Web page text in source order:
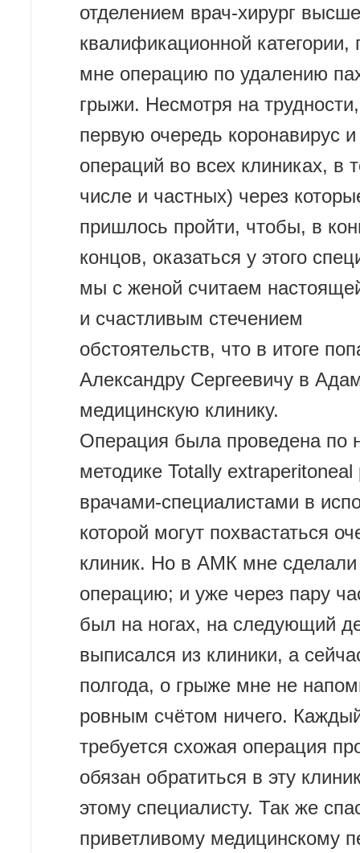
отделением врач-хирург
квалификационной категории,
мне операцию по удалению
грыжи. Несмотря на
первую очередь коронавирус
операций во всех клиниках, в
числе и частных) через
пришлось пройти, чтобы, в
концов, оказаться у этого
мы с женой считаем
и счастливым стечением
обстоятельств, что в итоге
Александру Сергеевичу в
медицинскую клинику.
Операция была проведена по
методике Totally extraperitoneal
врачами-специалистами в
которой могут похвастаться
клиник. Но в АМК мне сделали
операцию; и уже через пару
был на ногах, на следующий
выписался из клиники, а
полгода, о грыже мне не
ровным счётом ничего.
требуется схожая операция
обязан обратиться в эту
этому специалисту. Так же
приветливому медицинскому